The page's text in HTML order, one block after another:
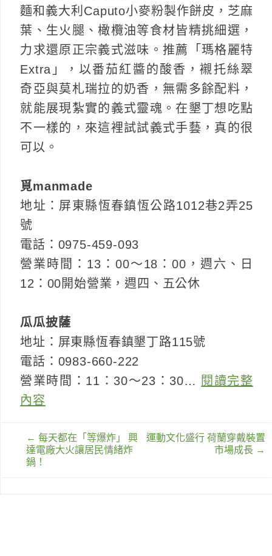
麵和義大利Caputo小麥粉製作餅皮，芝麻
葉、生火腿、橄欖油等食材皆精挑細選，
力求還原正宗義式滋味。推薦「瑪格麗特
Extra」，以番茄紅醬的酸香，襯托絲翠
奇亞與莫札瑞拉的奶香，無需多餘配料，
就能展現紮實的義式靈魂。在墾丁想吃點
不一樣的，來這裡試試義式手藝，真的很
可以。
覓manmade
地址：屏東縣恆春鎮恆公路1012巷2弄25
號
電話：0975-459-093
營業時間：13：00～18：00，週六、日
12：00開始營業，週四、五公休
瓜瓜披薩
地址：屏東縣恆春鎮墾丁路115號
電話：0983-660-222
營業時間：11：30～23：30… 閱讀完整
內容
文
章
導
← 每天都在「等爆炸」 興
達電廠大火讓居民情緒炸
鍋！
運動文化盛行 荷蘭穿戴裝置
市場成長 →